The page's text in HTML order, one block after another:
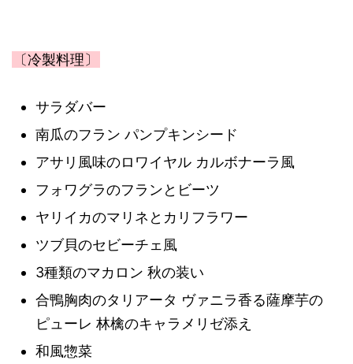
〔冷製料理〕
サラダバー
南瓜のフラン パンプキンシード
アサリ風味のロワイヤル カルボナーラ風
フォワグラのフランとビーツ
ヤリイカのマリネとカリフラワー
ツブ貝のセビーチェ風
3種類のマカロン 秋の装い
合鴨胸肉のタリアータ ヴァニラ香る薩摩芋の
ピューレ 林檎のキャラメリゼ添え
和風惣菜